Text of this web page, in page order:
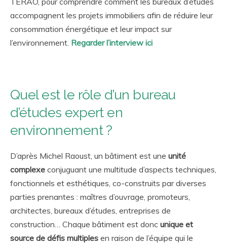
accompagnent les projets immobiliers afin de réduire leur
consommation énergétique et leur impact sur
l’environnement. Regarder l’interview ici
Quel est le rôle d’un bureau
d’études expert en
environnement ?
D’après Michel Raoust, un bâtiment est une unité
complexe conjuguant une multitude d’aspects techniques,
fonctionnels et esthétiques, co-construits par diverses
parties prenantes : maîtres d’ouvrage, promoteurs,
architectes, bureaux d’études, entreprises de
construction… Chaque bâtiment est donc unique et
source de défis multiples en raison de l’équipe qui le